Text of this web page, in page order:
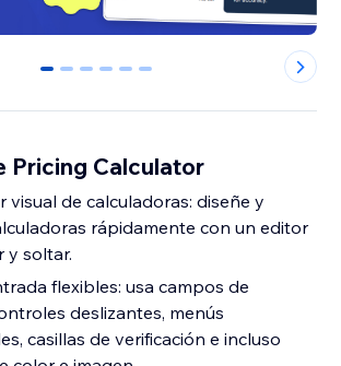
0 1 2 3 4 5
Pricing Calculator
visual de calculadoras: diseñe y
rápidamente con un editor
y soltar.
flexibles: usa campos de
deslizantes, menús
casillas de verificación e incluso